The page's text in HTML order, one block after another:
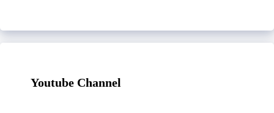
Youtube Channel